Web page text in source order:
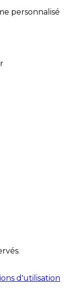
personnalisé
.
d'utilisation